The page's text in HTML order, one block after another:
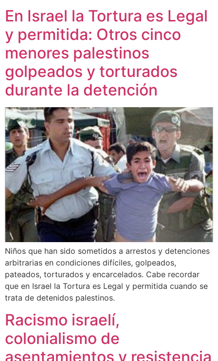
En Israel la Tortura es Legal
y permitida: Otros cinco
menores palestinos
golpeados y torturados
durante la detención
Niños que han sido sometidos a arrestos y detenciones
arbitrarias en condiciones difíciles, golpeados,
pateados, torturados y encarcelados. Cabe recordar
que en Israel la Tortura es Legal y permitida cuando se
trata de detenidos palestinos.
Racismo israelí,
colonialismo de
asentamientos y resistencia